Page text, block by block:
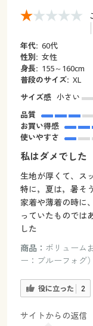
年代: 60代
性別: 女性
身長: 155～160cm
普段のサイズ: XL
サイズ感 小さい
品質
お買い得感
使いやすさ
私はダメでした
生地が厚くて、ス
特に，夏は，暑そ
家着や薄着の時に
っていたものでは
した
商品： ボリューム
ー：ブルーフォグ）
役に立った 2
サイトからの返信